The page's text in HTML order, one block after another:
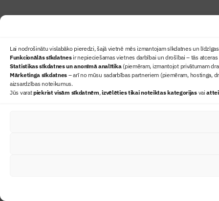
Lai nodrošinātu vislabāko pieredzi, šajā vietnē mēs izmantojam sīkdatnes un
Funkcionālās sīkdatnesir nepieciešamas vietnes darbībai un drošībai – tās
Statistikas sīkdatnes un anonīmā analītika(piemēram, izmantojot privātumam
Mārketinga sīkdatnes – arī no mūsu sadarbības partneriem (piemēram, hostinga,
aizsardzības noteikumus.
Jūs varatpiekrist visām sīkdatnēm,izvēlēties tikai noteiktas kategorijasvai